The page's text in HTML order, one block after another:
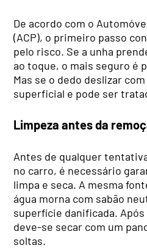
De acordo com o
(ACP), o primeiro passo
pelo risco. Se a unha
ao toque, o mais seguro é
Mas se o dedo deslizar
superficial e pode ser
Limpeza antes da
Antes de qualquer
no carro, é necessário
limpa e seca. A mesma
água morna com sabão
superfície danificada.
deve-se secar com um
soltas.